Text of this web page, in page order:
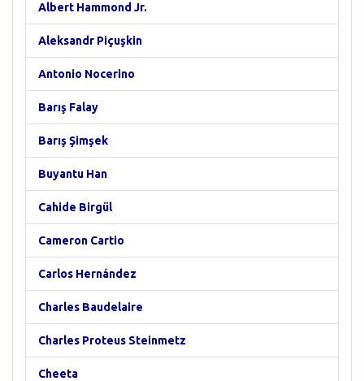
Albert Hammond Jr.
Aleksandr Piçuşkin
Antonio Nocerino
Barış Falay
Barış Şimşek
Buyantu Han
Cahide Birgül
Cameron Cartio
Carlos Hernández
Charles Baudelaire
Charles Proteus Steinmetz
Cheeta